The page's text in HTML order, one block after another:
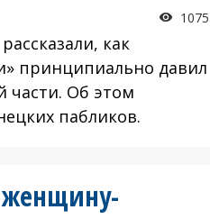
1075
как
принципиально давил
части. Об этом
пабликов.
женщину-